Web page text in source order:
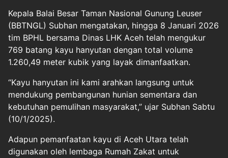
Kepala Balai Besar Taman Nasional Gunung Leuser
(BBTNGL) Subhan mengatakan, hingga 8 Januari 2026
tim BPHL bersama Dinas LHK Aceh telah mengukur
769 batang kayu hanyutan dengan total volume
1.260,49 meter kubik yang layak dimanfaatkan.
“Kayu hanyutan ini kami arahkan langsung untuk
mendukung pembangunan hunian sementara dan
kebutuhan pemulihan masyarakat,” ujar Subhan Sabtu
(10/1/2025).
Adapun pemanfaatan kayu di Aceh Utara telah
digunakan oleh lembaga Rumah Zakat untuk